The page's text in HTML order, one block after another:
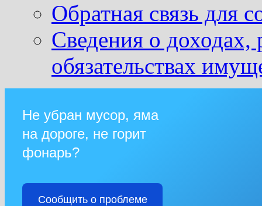
Обратная связь для
Сведения о доходах,
обязательствах
Не убран мусор, яма
на дороге, не горит
фонарь?
Сообщить о проблеме